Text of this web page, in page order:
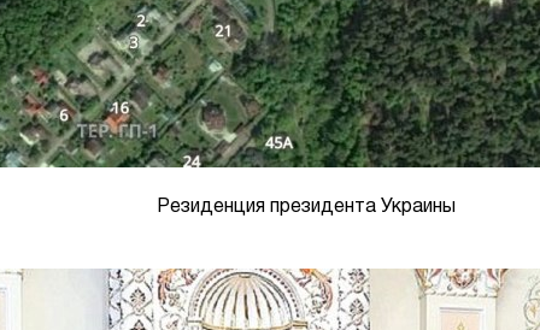
Резиденция президента Украины